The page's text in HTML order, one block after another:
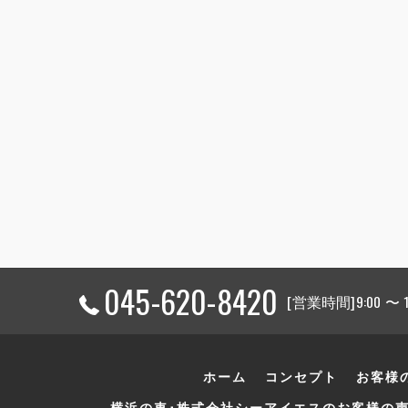
045-620-8420 [営業時間]9:00
ホーム コンセプト
お客様